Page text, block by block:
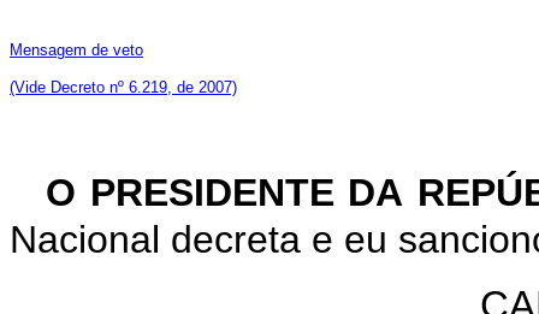
Mensagem de veto
(Vide Decreto nº 6.219, de 2007)
O PRESIDENTE DA
Nacional decreta e eu